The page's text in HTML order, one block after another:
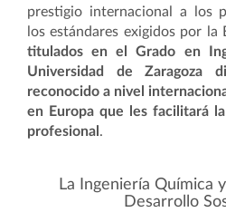
prestigio internacional a los
los estándares exigidos por la
titulados en el Grado en
Universidad de Zaragoza
reconocido a nivel
en Europa que les facilitará
profesional .
La Ingeniería Química
Desarrollo